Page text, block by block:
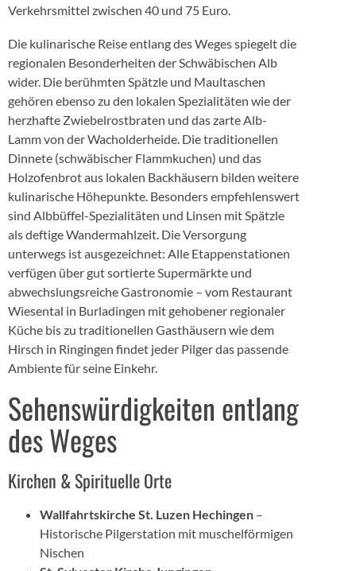
Verkehrsmittel zwischen 40 und 75 Euro.
Die kulinarische Reise entlang des Weges spiegelt die
regionalen Besonderheiten der Schwäbischen Alb
wider. Die berühmten Spätzle und Maultaschen
gehören ebenso zu den lokalen Spezialitäten wie der
herzhafte Zwiebelrostbraten und das zarte Alb-
Lamm von der Wacholderheide. Die traditionellen
Dinnete (schwäbischer Flammkuchen) und das
Holzofenbrot aus lokalen Backhäusern bilden weitere
kulinarische Höhepunkte. Besonders empfehlenswert
sind Albbüffel-Spezialitäten und Linsen mit Spätzle
als deftige Wandermahlzeit. Die Versorgung
unterwegs ist ausgezeichnet: Alle Etappenstationen
verfügen über gut sortierte Supermärkte und
abwechslungsreiche Gastronomie – vom Restaurant
Wiesental in Burladingen mit gehobener regionaler
Küche bis zu traditionellen Gasthäusern wie dem
Hirsch in Ringingen findet jeder Pilger das passende
Ambiente für seine Einkehr.
Sehenswürdigkeiten entlang
des Weges
Kirchen & Spirituelle Orte
Wallfahrtskirche St. Luzen Hechingen –
Historische Pilgerstation mit muschelförmigen
Nischen